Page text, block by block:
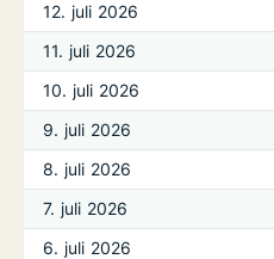
12. juli 2026
11. juli 2026
10. juli 2026
9. juli 2026
8. juli 2026
7. juli 2026
6. juli 2026